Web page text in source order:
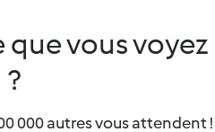
que vous voyez
?
000 autres vous attendent !